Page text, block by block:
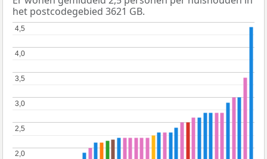
het postcodegebied 3621 GB.
2,0
2,0
2,5
2,5
3,0
3,0
3,5
3,5
4,0
4,0
4,5
4,5